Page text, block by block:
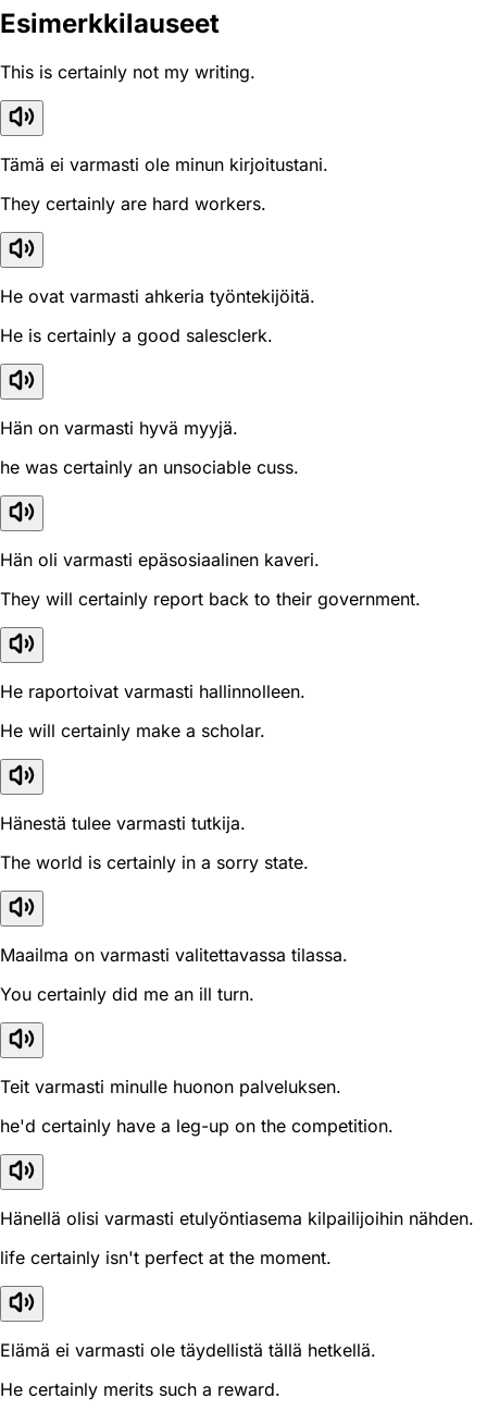
Esimerkkilauseet
This is certainly not my writing.
Tämä ei varmasti ole minun kirjoitustani.
They certainly are hard workers.
He ovat varmasti ahkeria työntekijöitä.
He is certainly a good salesclerk.
Hän on varmasti hyvä myyjä.
he was certainly an unsociable cuss.
Hän oli varmasti epäsosiaalinen kaveri.
They will certainly report back to their government.
He raportoivat varmasti hallinnolleen.
He will certainly make a scholar.
Hänestä tulee varmasti tutkija.
The world is certainly in a sorry state.
Maailma on varmasti valitettavassa tilassa.
You certainly did me an ill turn.
Teit varmasti minulle huonon palveluksen.
he'd certainly have a leg-up on the competition.
Hänellä olisi varmasti etulyöntiasema kilpailijoihin nähden.
life certainly isn't perfect at the moment.
Elämä ei varmasti ole täydellistä tällä hetkellä.
He certainly merits such a reward.